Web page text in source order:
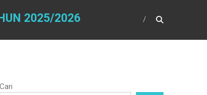
2025/2026
Cari